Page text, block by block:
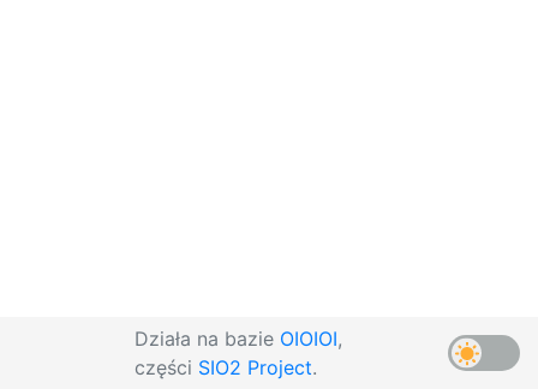
Działa na bazie OIOIOI,
części SIO2 Project.